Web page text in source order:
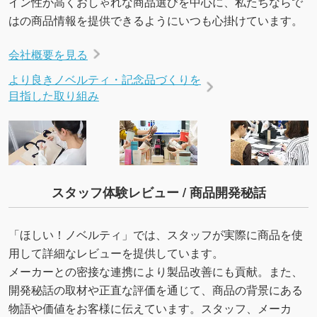
はの商品情報を提供できるようにいつも心掛けています。
会社概要を見る
より良きノベルティ・記念品づくりを
目指した取り組み
スタッフ体験レビュー / 商品開発秘話
「ほしい！ノベルティ」では、スタッフが実際に商品を使
用して詳細なレビューを提供しています。
メーカーとの密接な連携により製品改善にも貢献。また、
開発秘話の取材や正直な評価を通じて、商品の背景にある
物語や価値をお客様に伝えています。スタッフ、メーカ